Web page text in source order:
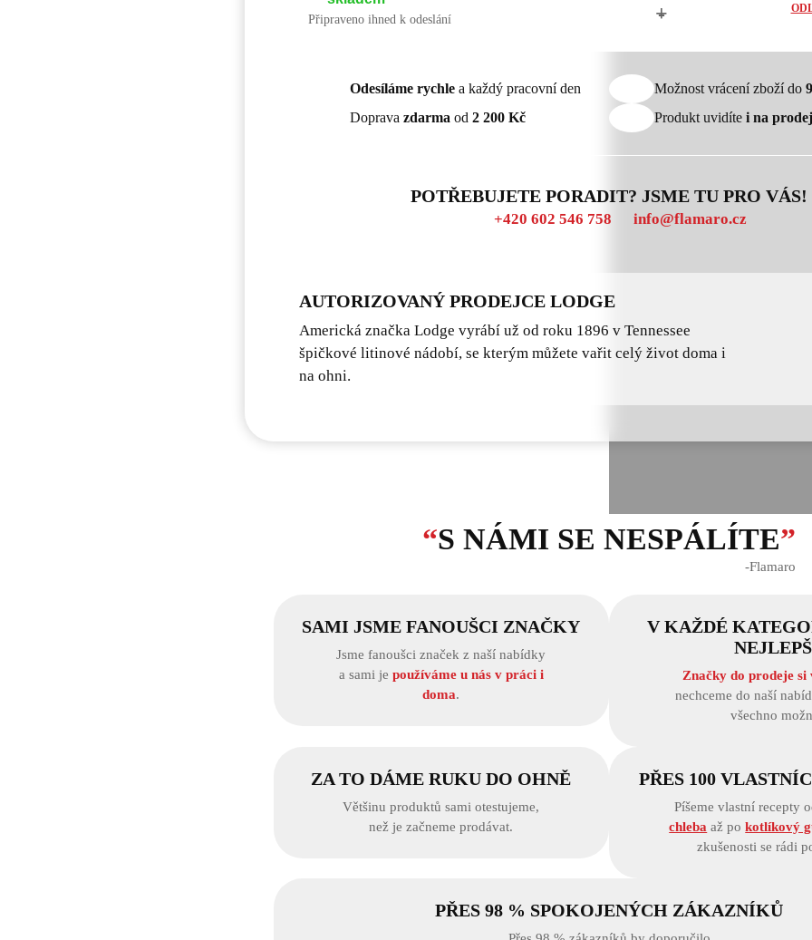
-
+
Připraveno ihned k odeslání
Odesíláme rychlea každý pracovní den Možnost vrácení zboží do
Doprava zdarma od 2 200 Kč Produkt uvidíte i na
POTŘEBUJETE PORADIT? JSME TU PRO VÁS!
+420 602 546 758 info@flamaro.cz
AUTORIZOVANÝ PRODEJCE LODGE
Americká značka Lodge vyrábí už od roku 1896 v Tennessee
špičkové litinové nádobí, se kterým můžete vařit celý život doma i
na ohni.
“S NÁMI SE NESPÁLÍTE”
‐Flamaro
SAMI JSME FANOUŠCI ZNAČKY
Jsme fanoušci značek z naší nabídky
a sami je používáme u nás v práci i
doma.
V KAŽDÉ
Značky do prodeje
nechceme do naší
všechno
ZA TO DÁME RUKU DO OHNĚ
Většinu produktů sami otestujeme,
než je začneme prodávat.
PŘES 100
Píšeme vlastní recepty
chleba až pokotlíkový
zkušenosti se rádi
PŘES 98 % SPOKOJENÝCH ZÁKAZNÍKŮ